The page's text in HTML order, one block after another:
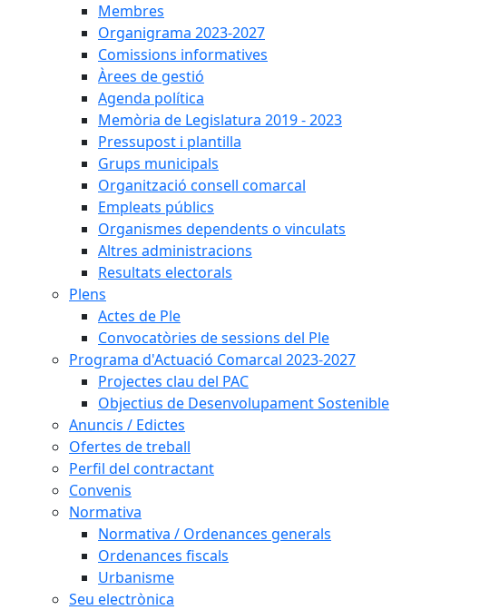
Membres
Organigrama 2023-2027
Comissions informatives
Àrees de gestió
Agenda política
Memòria de Legislatura 2019 - 2023
Pressupost i plantilla
Grups municipals
Organització consell comarcal
Empleats públics
Organismes dependents o vinculats
Altres administracions
Resultats electorals
Plens
Actes de Ple
Convocatòries de sessions del Ple
Programa d'Actuació Comarcal 2023-2027
Projectes clau del PAC
Objectius de Desenvolupament Sostenible
Anuncis / Edictes
Ofertes de treball
Perfil del contractant
Convenis
Normativa
Normativa / Ordenances generals
Ordenances fiscals
Urbanisme
Seu electrònica